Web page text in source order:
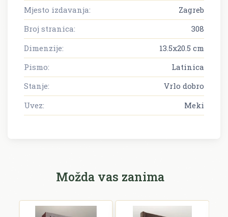
Mjesto izdavanja:
Zagreb
Broj stranica:
308
Dimenzije:
13.5x20.5 cm
Pismo:
Latinica
Stanje:
Vrlo dobro
Uvez:
Meki
Možda vas zanima